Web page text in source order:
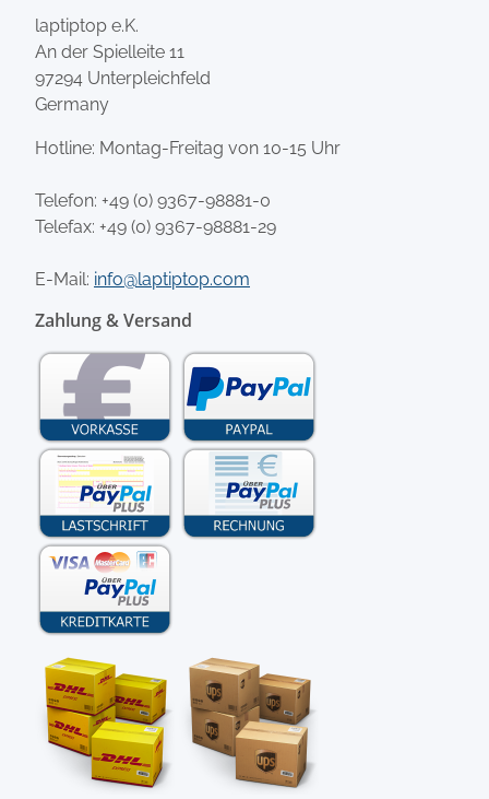
laptiptop e.K.
An der Spielleite 11
97294 Unterpleichfeld
Germany
Hotline: Montag-Freitag von 10-15 Uhr
Telefon: +49 (0) 9367-98881-0
Telefax: +49 (0) 9367-98881-29
E-Mail: info@laptiptop.com
Zahlung & Versand